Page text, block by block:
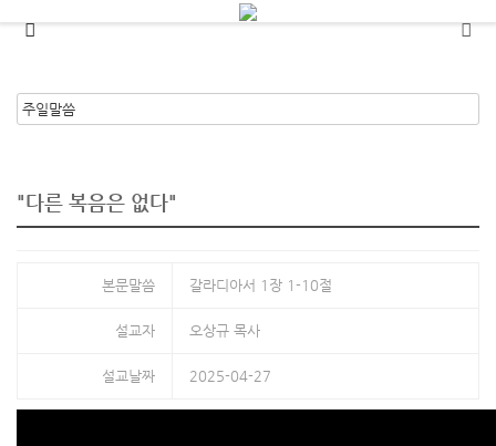
메뉴 건너뛰기
"다른 복음은 없다"
본문말씀 갈라디아서 1장 1-10절
설교자 오상규 목사
설교날짜 2025-04-27